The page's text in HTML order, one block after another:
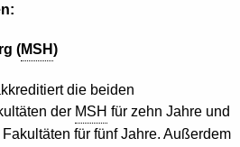
(MSH)
die beiden
der MSH für zehn Jahre und
für fünf Jahre. Außerdem